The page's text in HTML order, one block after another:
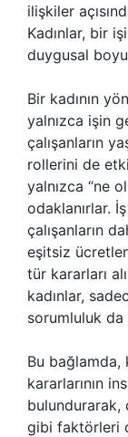
ilişkiler
Kadınlar, bir
duygusal
Bir kadının
yalnızca işin
çalışanların
rollerini de
yalnızca “ne
odaklanırlar.
çalışanların
eşitsiz
tür kararları
kadınlar,
sorumluluk da
Bu bağlamda,
kararlarının
bulundurarak,
gibi faktörleri